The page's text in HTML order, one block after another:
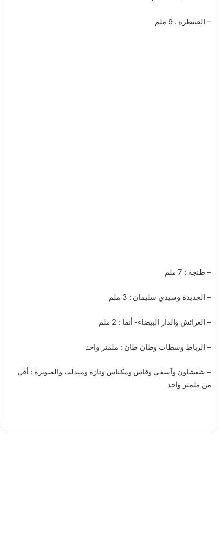
– القنيطرة : 9 ملم
– طنجة : 7 ملم
– الجديدة وسيدي سليمان : 3 ملم
– العرائش والدار البيضاء- أنفا : 2 ملم
– الرباط وسطات وطان طان : ملمتر واحد
– شفشاون وآسفي وفاس ومكناس وتازة وميدلت والصويرة : أقل
من ملمتر واحد